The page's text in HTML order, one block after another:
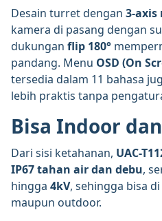
Desain turret dengan 3-
kamera di pasang dengan
dukungan flip 180°
pandang. Menu OSD (On
tersedia dalam 11 bahasa
lebih praktis tanpa
Bisa Indoor
Dari sisi ketahanan, UAC-
IP67 tahan air dan debu,
hingga 4kV, sehingga bisa
maupun outdoor.